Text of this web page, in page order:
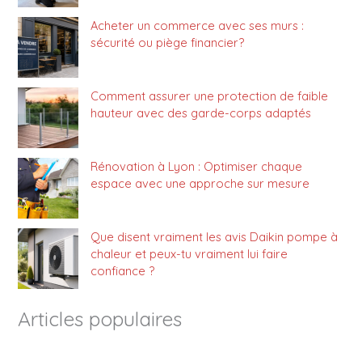
Acheter un commerce avec ses murs :
sécurité ou piège financier?
Comment assurer une protection de faible
hauteur avec des garde-corps adaptés
Rénovation à Lyon : Optimiser chaque
espace avec une approche sur mesure
Que disent vraiment les avis Daikin pompe à
chaleur et peux-tu vraiment lui faire
confiance ?
Articles populaires